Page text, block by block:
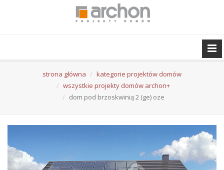
strona główna
kategorie projektów domów
wszystkie projekty domów archon+
dom pod brzoskwinią 2 (ge) oze